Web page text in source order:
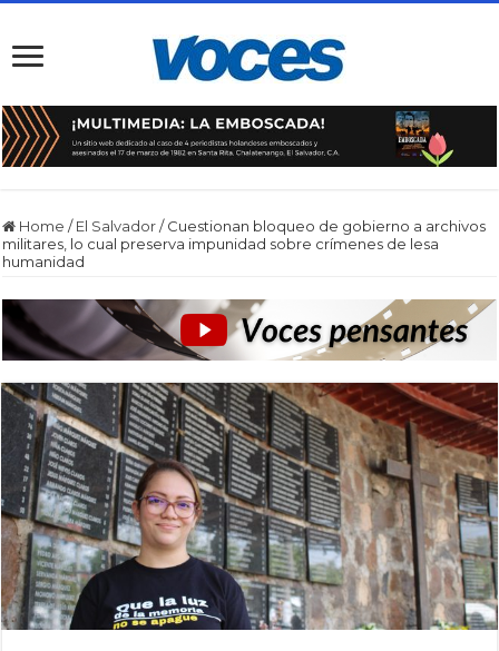
Home / El Salvador / Cuestionan bloqueo de gobierno a archivos
militares, lo cual preserva impunidad sobre crímenes de lesa
humanidad